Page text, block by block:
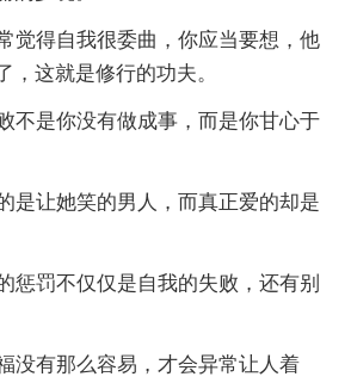
得自我很委曲，你应当要想，他
，这就是修行的功夫。
是你没有做成事，而是你甘心于
让她笑的男人，而真正爱的却是
罚不仅仅是自我的失败，还有别
有那么容易，才会异常让人着